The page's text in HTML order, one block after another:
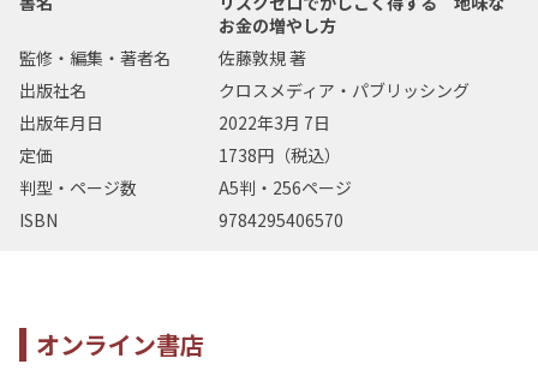
お金の増やし方
監修・編集・著者名
佐藤敦規 著
出版社名
クロスメディア・パブリッシング
出版年月日
2022年3月 7日
定価
1738円（税込）
判型・ページ数
A5判・256ページ
ISBN
9784295406570
オンライン書店